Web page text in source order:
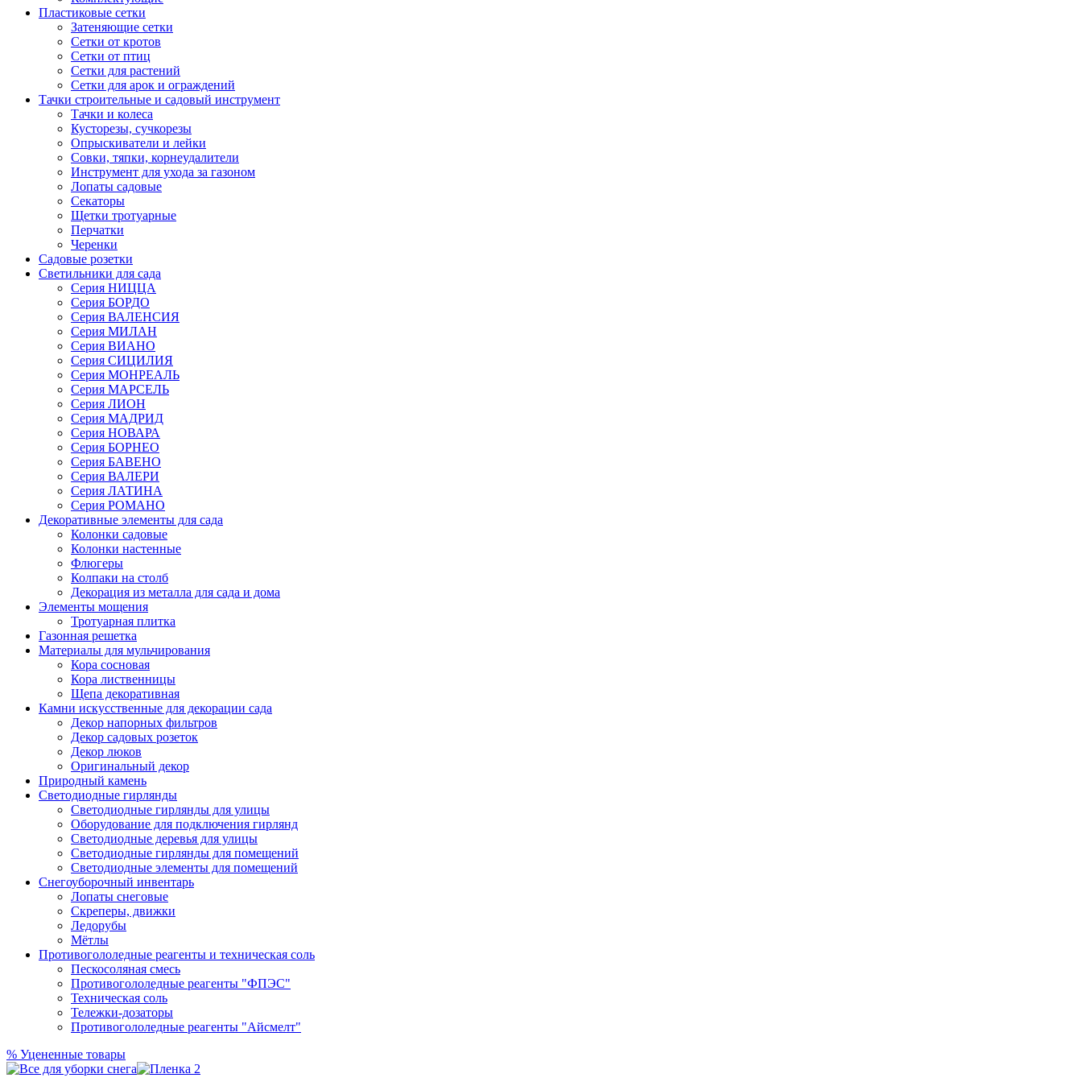
Пластиковые сетки
Затеняющие сетки
Сетки от кротов
Сетки от птиц
Сетки для растений
Сетки для арок и ограждений
Тачки строительные и садовый инструмент
Тачки и колеса
Кусторезы, сучкорезы
Опрыскиватели и лейки
Совки, тяпки, корнеудалители
Инструмент для ухода за газоном
Лопаты садовые
Секаторы
Щетки тротуарные
Перчатки
Черенки
Садовые розетки
Светильники для сада
Серия НИЦЦА
Серия БОРДО
Серия ВАЛЕНСИЯ
Серия МИЛАН
Серия ВИАНО
Серия СИЦИЛИЯ
Серия МОНРЕАЛЬ
Серия МАРСЕЛЬ
Серия ЛИОН
Серия МАДРИД
Серия НОВАРА
Серия БОРНЕО
Серия БАВЕНО
Серия ВАЛЕРИ
Серия ЛАТИНА
Серия РОМАНО
Декоративные элементы для сада
Колонки садовые
Колонки настенные
Флюгеры
Колпаки на столб
Декорация из металла для сада и дома
Элементы мощения
Тротуарная плитка
Газонная решетка
Материалы для мульчирования
Кора сосновая
Кора лиственницы
Щепа декоративная
Камни искусственные для декорации сада
Декор напорных фильтров
Декор садовых розеток
Декор люков
Оригинальный декор
Природный камень
Светодиодные гирлянды
Светодиодные гирлянды для улицы
Оборудование для подключения гирлянд
Светодиодные деревья для улицы
Светодиодные гирлянды для помещений
Светодиодные элементы для помещений
Снегоуборочный инвентарь
Лопаты снеговые
Скреперы, движки
Ледорубы
Мётлы
Противогололедные реагенты и техническая соль
Пескосоляная смесь
Противогололедные реагенты "ФПЭС"
Техническая соль
Тележки-дозаторы
Противогололедные реагенты "Айсмелт"
% Уцененные товары